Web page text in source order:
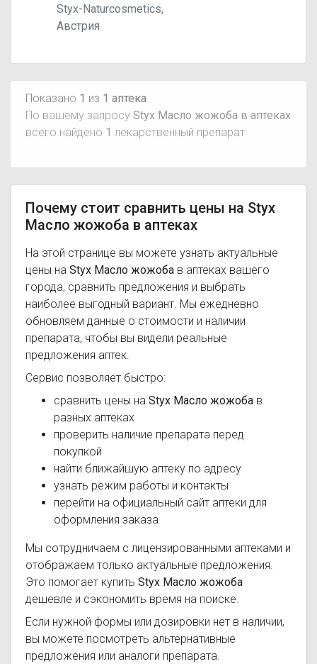
Styx-Naturcosmetics,
Австрия
Показано 1 из 1 аптека
По вашему запросу Styx Масло жожоба в аптеках
всего найдено 1 лекарственный препарат
Почему стоит сравнить цены на Styx
Масло жожоба в аптеках
На этой странице вы можете узнать актуальные
цены на Styx Масло жожоба в аптеках вашего
города, сравнить предложения и выбрать
наиболее выгодный вариант. Мы ежедневно
обновляем данные о стоимости и наличии
препарата, чтобы вы видели реальные
предложения аптек.
Сервис позволяет быстро:
сравнить цены на Styx Масло жожоба в
разных аптеках
проверить наличие препарата перед
покупкой
найти ближайшую аптеку по адресу
узнать режим работы и контакты
перейти на официальный сайт аптеки для
оформления заказа
Мы сотрудничаем с лицензированными аптеками и
отображаем только актуальные предложения.
Это помогает купить Styx Масло жожоба
дешевле и сэкономить время на поиске.
Если нужной формы или дозировки нет в наличии,
вы можете посмотреть альтернативные
предложения или аналоги препарата.